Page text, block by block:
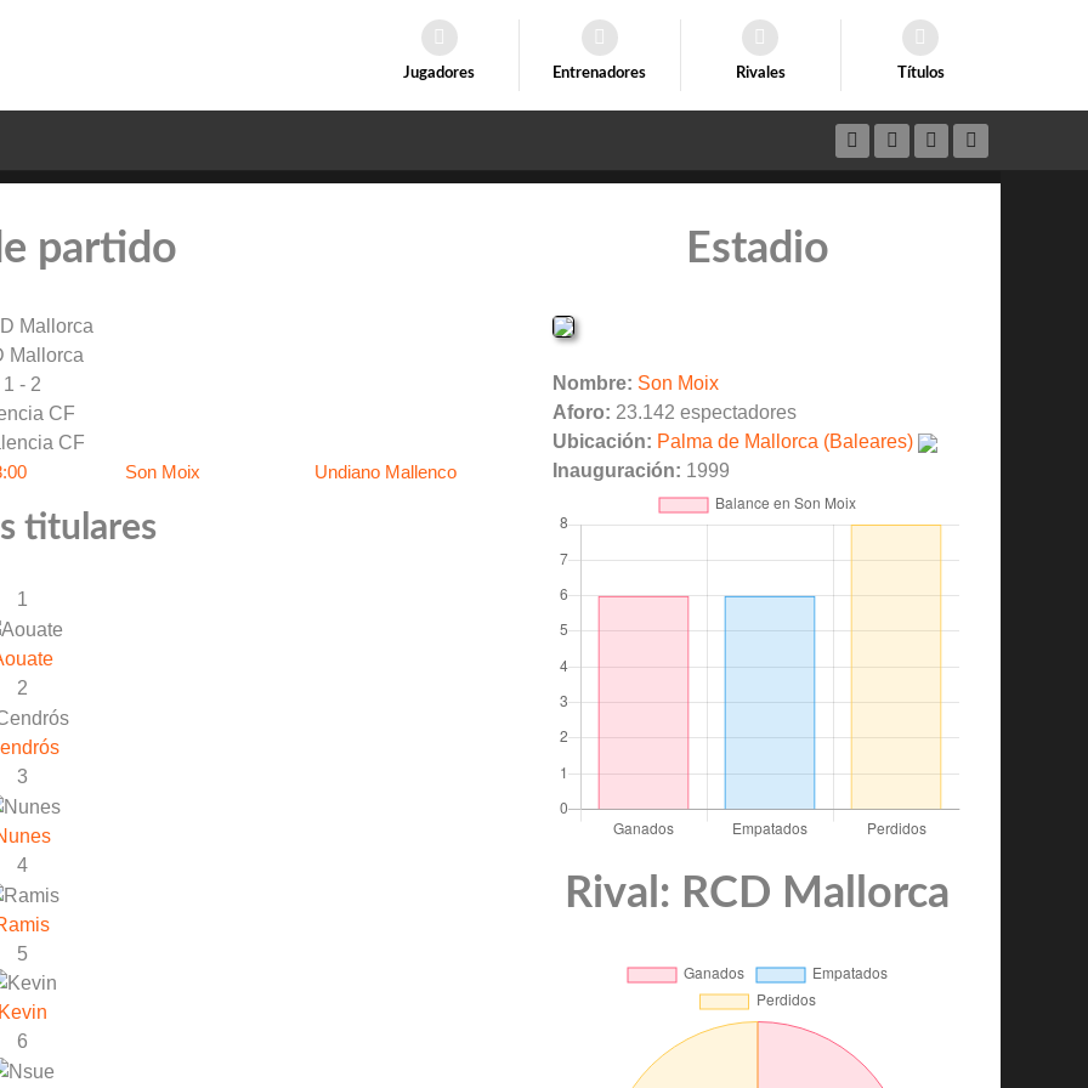
Jugadores Entrenadores Rivales Títulos
partido
Mallorca
1 - 2
CF
Son Moix Undiano Mallenco
titulares
1
2
3
4
5
6
Estadio
Nombre: Son Moix
Aforo: 23.142 espectadores
Ubicación: Palma de Mallorca (Baleares)
Inauguración: 1999
Rival: RCD Mallorca